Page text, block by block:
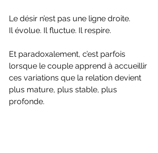
Le désir n’est pas une ligne droite.
Il évolue. Il fluctue. Il respire.
Et paradoxalement, c’est parfois
lorsque le couple apprend à accueillir
ces variations que la relation devient
plus mature, plus stable, plus
profonde.